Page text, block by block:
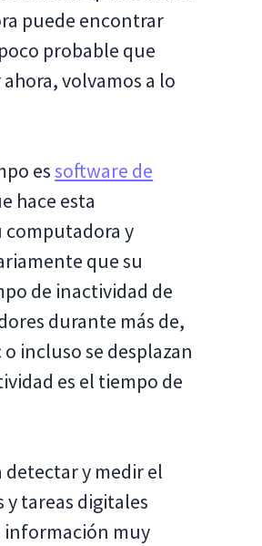
puede encontrar
probable que
volvamos a lo
essoftware de
hace esta
computadora y
que su
de inactividad de
durante más de,
incluso se desplazan
es el tiempo de
detectar y medir el
y tareas digitales
información muy